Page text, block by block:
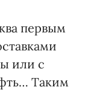
первым
или с
Таким